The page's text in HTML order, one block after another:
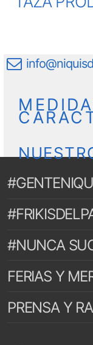
#NUNCA
FERIAS Y
PRENSA Y